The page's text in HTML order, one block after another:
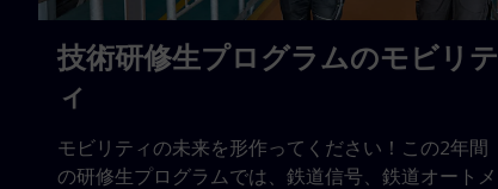
技術研修生プログラムのモビリテ
ィ
モビリティの未来を形作ってください！この2年間
の研修生プログラムでは、鉄道信号、鉄道オートメ